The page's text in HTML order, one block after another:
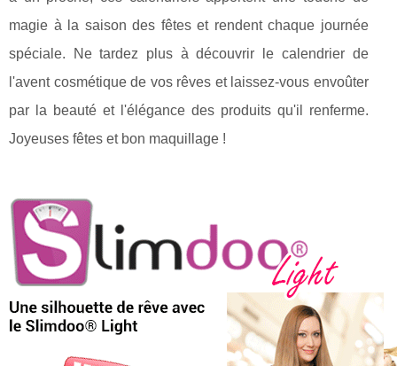
magie à la saison des fêtes et rendent chaque journée
spéciale. Ne tardez plus à découvrir le calendrier de
l'avent cosmétique de vos rêves et laissez-vous envoûter
par la beauté et l'élégance des produits qu'il renferme.
Joyeuses fêtes et bon maquillage !